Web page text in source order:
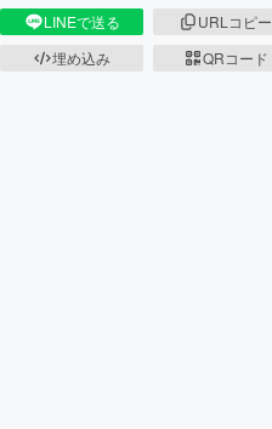
LINEで送る
URLコピー
埋め込み
QRコード